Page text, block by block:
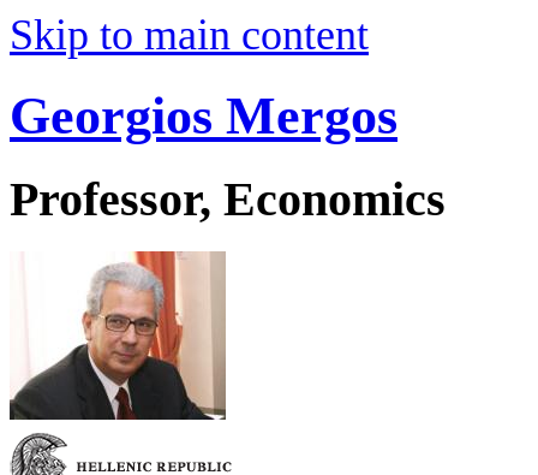
Skip to main content
Georgios Mergos
Professor, Economics